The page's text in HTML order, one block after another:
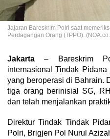
Jajaran Bareskrim Polri saat
Perdagangan Orang (TPPO).
Jakarta – Bareskrim
internasional Tindak
yang beroperasi di Bahrain.
tiga orang berinisial SG,
dan telah menjalankan
Direktur Tindak Tindak
Polri, Brigjen Pol Nurul